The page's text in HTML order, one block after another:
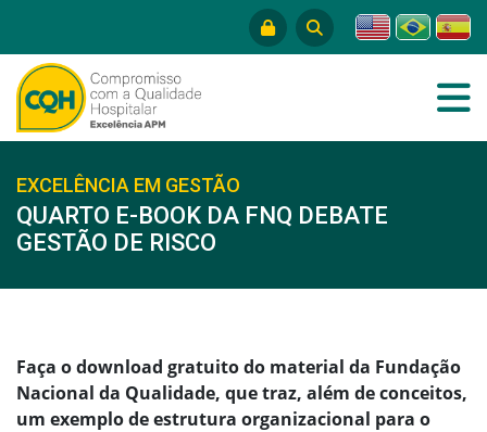
EXCELÊNCIA EM GESTÃO
QUARTO E-BOOK DA FNQ DEBATE
GESTÃO DE RISCO
Faça o download gratuito do material da Fundação
Nacional da Qualidade, que traz, além de conceitos,
um exemplo de estrutura organizacional para o